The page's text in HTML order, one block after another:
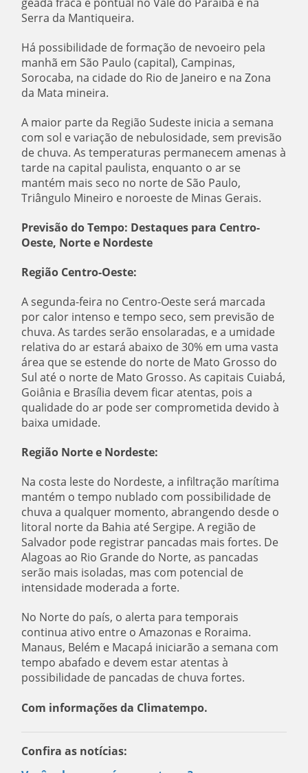
Serra da Mantiqueira.
Há possibilidade de formação de nevoeiro pela
manhã em São Paulo (capital), Campinas,
Sorocaba, na cidade do Rio de Janeiro e na Zona
da Mata mineira.
A maior parte da Região Sudeste inicia a semana
com sol e variação de nebulosidade, sem previsão
de chuva. As temperaturas permanecem amenas à
tarde na capital paulista, enquanto o ar se
mantém mais seco no norte de São Paulo,
Triângulo Mineiro e noroeste de Minas Gerais.
Previsão do Tempo: Destaques para Centro-
Oeste, Norte e Nordeste
Região Centro-Oeste:
A segunda-feira no Centro-Oeste será marcada
por calor intenso e tempo seco, sem previsão de
chuva. As tardes serão ensolaradas, e a umidade
relativa do ar estará abaixo de 30% em uma vasta
área que se estende do norte de Mato Grosso do
Sul até o norte de Mato Grosso. As capitais Cuiabá,
Goiânia e Brasília devem ficar atentas, pois a
qualidade do ar pode ser comprometida devido à
baixa umidade.
Região Norte e Nordeste:
Na costa leste do Nordeste, a infiltração marítima
mantém o tempo nublado com possibilidade de
chuva a qualquer momento, abrangendo desde o
litoral norte da Bahia até Sergipe. A região de
Salvador pode registrar pancadas mais fortes. De
Alagoas ao Rio Grande do Norte, as pancadas
serão mais isoladas, mas com potencial de
intensidade moderada a forte.
No Norte do país, o alerta para temporais
continua ativo entre o Amazonas e Roraima.
Manaus, Belém e Macapá iniciarão a semana com
tempo abafado e devem estar atentas à
possibilidade de pancadas de chuva fortes.
Com informações da Climatempo.
Confira as notícias: